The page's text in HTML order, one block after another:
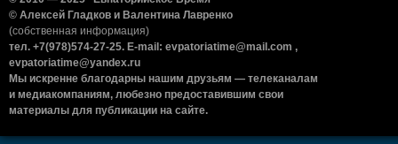
© Алексей Гладков и Валентина Лавренко
(собственная информация)
тел. +7(978)574-27-25. E-mail: evpatoriatime@mail.com ,
evpatoriatime@yandex.ru
Мы искренне благодарны нашим друзьям — телеканалам
и медиакомпаниям, любезно предоставившим свои
материалы для публикации на сайте.